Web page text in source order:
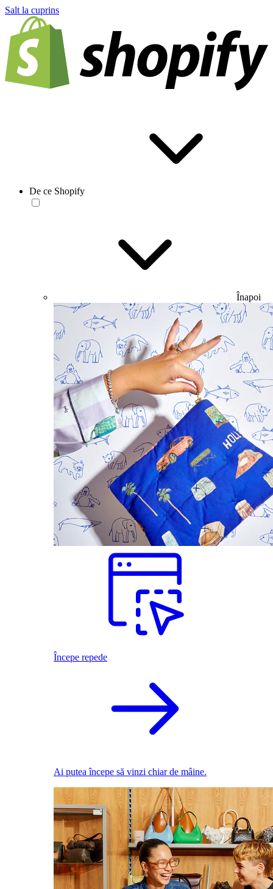
Salt la cuprins
De ce Shopify
Înapoi
Începe repede
Ai putea începe să vinzi chiar de mâine.